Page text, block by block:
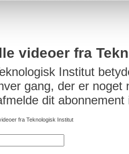
videoer fra
Institut
gang, der er noget
dit abonnement
fra Teknologisk Institut